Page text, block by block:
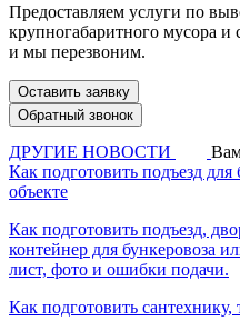
Предоставляем услуги по
крупногабаритного мусора и
и мы перезвоним.
Оставить заявку
Обратный звонок
ДРУГИЕ НОВОСТИ
Как подготовить подъезд
объекте
Как подготовить подъезд,
контейнер для бункеровоза
лист, фото и ошибки подачи.
Как подготовить